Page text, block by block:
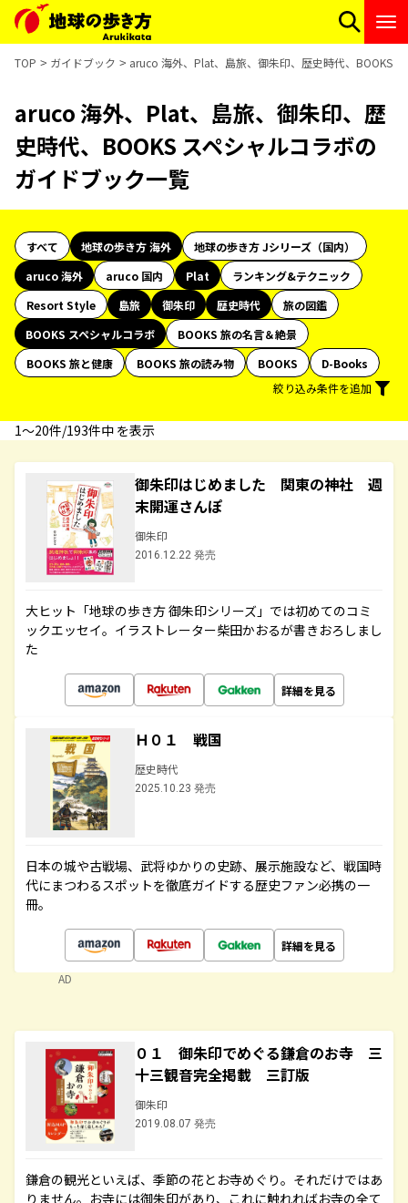
TOP ガイドブック aruco 海外、Plat、島旅、御朱印、歴史時代、BOOKS
aruco 海外、Plat、島旅、御朱印、歴
史時代、BOOKS スペシャルコラボの
ガイドブック一覧
すべて 地球の歩き方 海外
地球の歩き方 Jシリーズ（国内）
aruco 海外
aruco 国内 Plat
ランキング&テクニック
Resort Style
島旅 御朱印 歴史時代
旅の図鑑
BOOKS スペシャルコラボ
BOOKS 旅の名言＆絶景
BOOKS 旅と健康
BOOKS 旅の読み物 BOOKS
D-Books
絞り込み条件を追加
1〜20件/193件中 を表示
御朱印はじめました 関東の神社 週
末開運さんぽ
御朱印
2016.12.22 発売
大ヒット「地球の歩き方 御朱印シリーズ」では初めてのコミ
ックエッセイ。イラストレーター柴田かおるが書きおろしまし
た
詳細を見る
Ｈ０１ 戦国
歴史時代
2025.10.23 発売
日本の城や古戦場、武将ゆかりの史跡、展示施設など、戦国時
代にまつわるスポットを徹底ガイドする歴史ファン必携の一
冊。
詳細を見る
AD
０１ 御朱印でめぐる鎌倉のお寺 三
十三観音完全掲載 三訂版
御朱印
2019.08.07 発売
鎌倉の観光といえば、季節の花とお寺めぐり。それだけではあ
りません。お寺には御朱印があり、これに触れればお寺の全て